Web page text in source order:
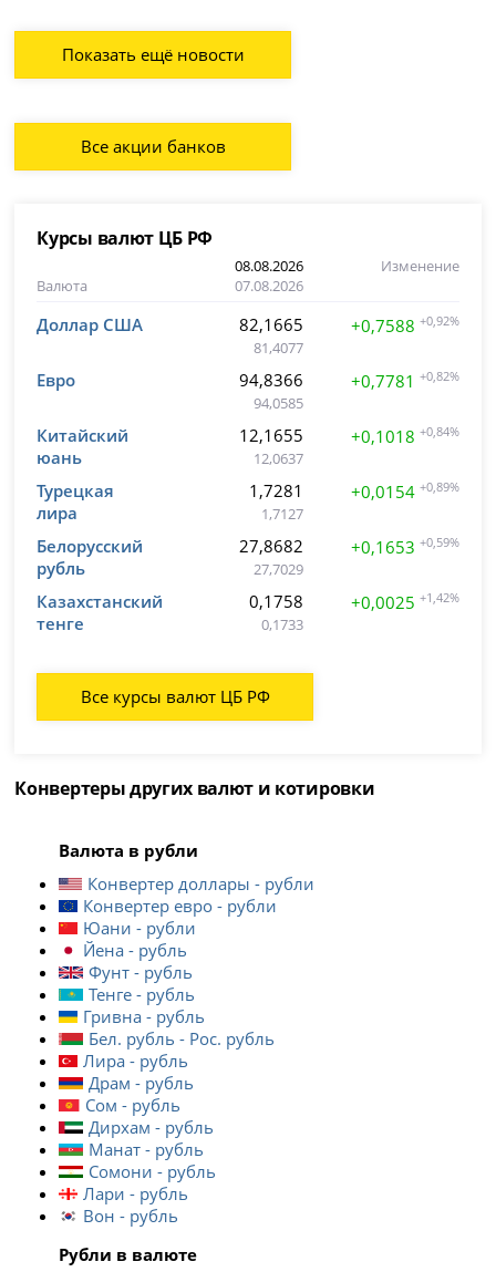
Показать ещё новости
Все акции банков
Курсы валют ЦБ РФ
Валюта
08.08.2026
07.08.2026
Изменение
Доллар США 82,1665
81,4077
+0,7588 +0,92%
Евро 94,8366
94,0585
+0,7781 +0,82%
Китайский
юань
12,1655
12,0637
+0,1018 +0,84%
Турецкая
лира
1,7281
1,7127
+0,0154 +0,89%
Белорусский
рубль
27,8682
27,7029
+0,1653 +0,59%
Казахстанский
тенге
0,1758
0,1733
+0,0025 +1,42%
Все курсы валют ЦБ РФ
Конвертеры других валют и котировки
Валюта в рубли
Конвертер доллары - рубли
Конвертер евро - рубли
Юани - рубли
Йена - рубль
Фунт - рубль
Тенге - рубль
Гривна - рубль
Бел. рубль - Рос. рубль
Лира - рубль
Драм - рубль
Сом - рубль
Дирхам - рубль
Манат - рубль
Сомони - рубль
Лари - рубль
Вон - рубль
Рубли в валюте